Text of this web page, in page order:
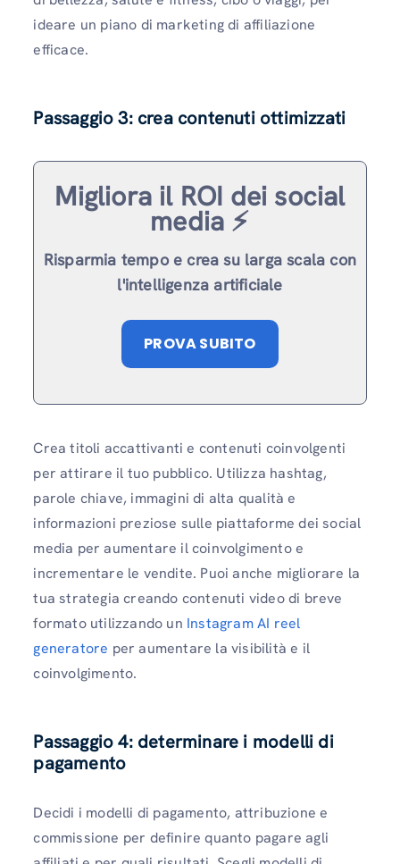
ideare un piano di marketing di affiliazione
efficace.
Passaggio 3: crea contenuti ottimizzati
Migliora il ROI dei social
media ⚡️
Risparmia tempo e crea su larga scala con
l'intelligenza artificiale
PROVA SUBITO
Crea titoli accattivanti e contenuti coinvolgenti
per attirare il tuo pubblico. Utilizza hashtag,
parole chiave, immagini di alta qualità e
informazioni preziose sulle piattaforme dei social
media per aumentare il coinvolgimento e
incrementare le vendite. Puoi anche migliorare la
tua strategia creando contenuti video di breve
formato utilizzando un Instagram AI reel
generatore per aumentare la visibilità e il
coinvolgimento.
Passaggio 4: determinare i modelli di
pagamento
Decidi i modelli di pagamento, attribuzione e
commissione per definire quanto pagare agli